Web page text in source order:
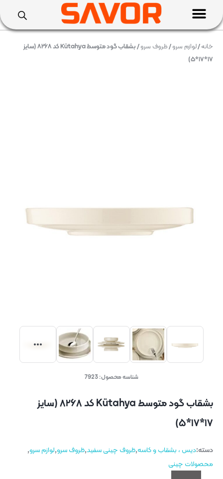
خانه/لوازم سرو/ظروف سرو
/ بشقاب گود متوسط Kütahya کد ۸۲۶۸ (سایز
۱۷*۱۷*۵)
شناسه محصول:7923
بشقاب گود متوسط Kütahya کد ۸۲۶۸ (سایز
۱۷*۱۷*۵)
دسته:دیس ، بشقاب و کاسه,ظروف چینی سفید,ظروف سرو,لوازم سرو,
محصولات چینی